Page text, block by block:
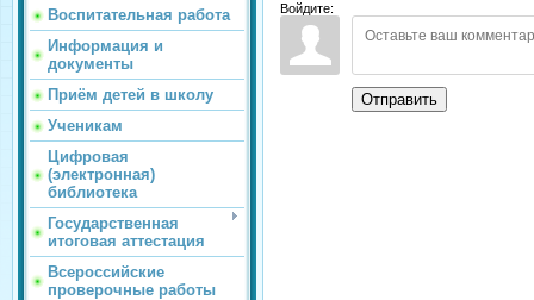
Воспитательная работа
Информация и
документы
Приём детей в школу
Ученикам
Цифровая
(электронная)
библиотека
Государственная
итоговая аттестация
Всероссийские
проверочные работы
Войдите:
Отправить